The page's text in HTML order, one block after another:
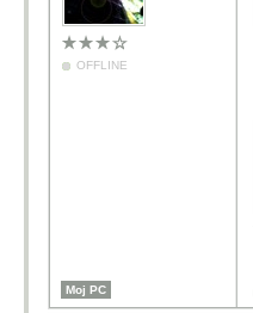
OFFLINE
Moj PC